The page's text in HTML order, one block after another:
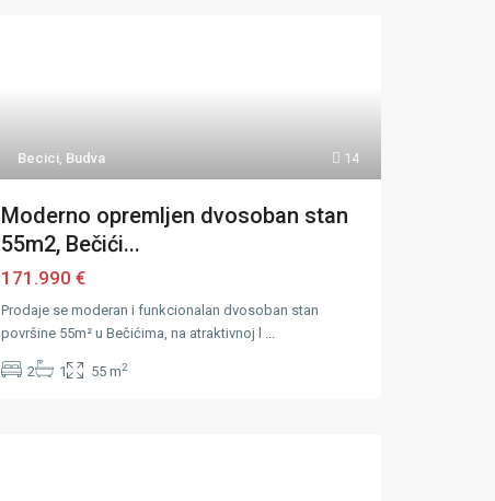
14
Becici, Budva
Moderno opremljen dvosoban stan
55m2, Bečići...
171.990 €
Prodaje se moderan i funkcionalan dvosoban stan
površine 55m² u Bečićima, na atraktivnoj l ...
2 1 55 m2